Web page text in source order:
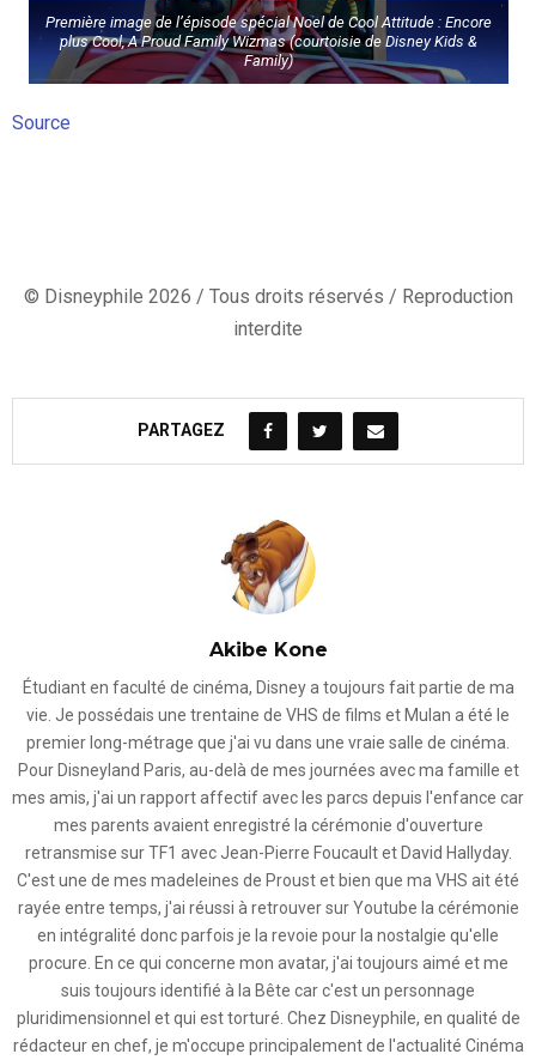
Première image de l’épisode spécial Noel de Cool Attitude : Encore
plus Cool, A Proud Family Wizmas (courtoisie de Disney Kids &
Family)
Source
© Disneyphile 2026 / Tous droits réservés / Reproduction
interdite
PARTAGEZ
Akibe Kone
Étudiant en faculté de cinéma, Disney a toujours fait partie de ma
vie. Je possédais une trentaine de VHS de films et Mulan a été le
premier long-métrage que j'ai vu dans une vraie salle de cinéma.
Pour Disneyland Paris, au-delà de mes journées avec ma famille et
mes amis, j'ai un rapport affectif avec les parcs depuis l'enfance car
mes parents avaient enregistré la cérémonie d'ouverture
retransmise sur TF1 avec Jean-Pierre Foucault et David Hallyday.
C'est une de mes madeleines de Proust et bien que ma VHS ait été
rayée entre temps, j'ai réussi à retrouver sur Youtube la cérémonie
en intégralité donc parfois je la revoie pour la nostalgie qu'elle
procure. En ce qui concerne mon avatar, j'ai toujours aimé et me
suis toujours identifié à la Bête car c'est un personnage
pluridimensionnel et qui est torturé. Chez Disneyphile, en qualité de
rédacteur en chef, je m'occupe principalement de l'actualité Cinéma